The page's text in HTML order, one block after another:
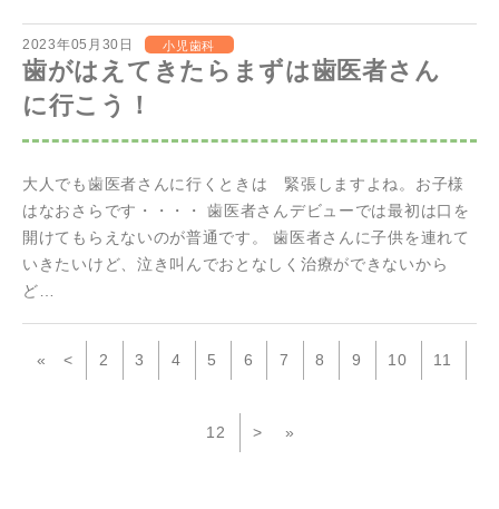
2023年05月30日 小児歯科
歯がはえてきたらまずは歯医者さん
に行こう！
大人でも歯医者さんに行くときは 緊張しますよね。お子様
はなおさらです・・・・ 歯医者さんデビューでは最初は口を
開けてもらえないのが普通です。 歯医者さんに子供を連れて
いきたいけど、泣き叫んでおとなしく治療ができないから
ど…
« < 2 3 4 5 6 7 8 9 10 11
12 > »